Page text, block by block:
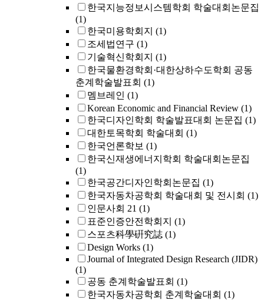
한국지능정보시스템학회 학술대회논문집
(1)
한국미용학회지 (1)
조세법연구 (1)
기술혁신학회지 (1)
한국물환경학회·대한상하수도학회 공동
춘계학술발표회 (1)
멤브레인 (1)
Korean Economic and Financial Review (1)
한국디자인학회 학술발표대회 논문집 (1)
대한토목학회 학술대회 (1)
한국언론학보 (1)
한국신재생에너지학회 학술대회논문집
(1)
한국공간디자인학회논문집 (1)
한국자동차공학회 학술대회 및 전시회 (1)
인문사회 21 (1)
표준인증안전학회지 (1)
스포츠科學硏究誌 (1)
Design Works (1)
Journal of Integrated Design Research (JIDR)
(1)
공동 춘계학술발표회 (1)
한국자동차공학회 춘계학술대회 (1)